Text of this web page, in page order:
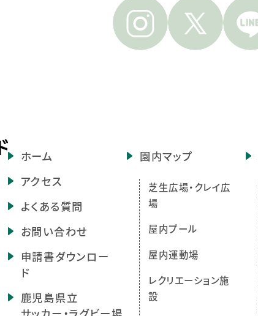
ホーム
アクセス
よくある質問
お問い合わせ
申請書ダウンロー
ド
鹿児島県立
園内マップ
芝生広場・クレイ広
場
屋内プール
屋内運動場
レクリエーション施
設